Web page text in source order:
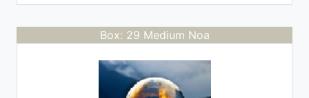
Box: 29 Medium Noa